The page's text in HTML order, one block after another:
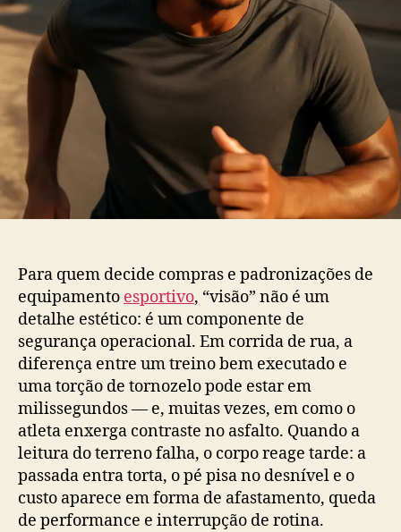
Para quem decide compras e padronizações de
equipamento esportivo, “visão” não é um
detalhe estético: é um componente de
segurança operacional. Em corrida de rua, a
diferença entre um treino bem executado e
uma torção de tornozelo pode estar em
milissegundos — e, muitas vezes, em como o
atleta enxerga contraste no asfalto. Quando a
leitura do terreno falha, o corpo reage tarde: a
passada entra torta, o pé pisa no desnível e o
custo aparece em forma de afastamento, queda
de performance e interrupção de rotina.